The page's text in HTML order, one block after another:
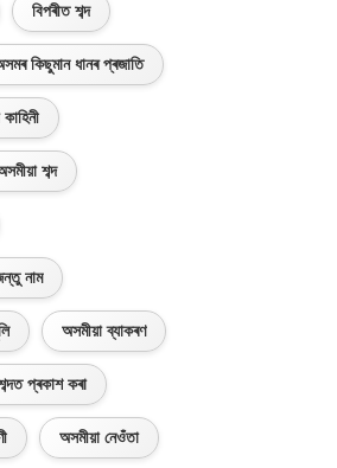
বিপৰীত শব্দ
কিছুমান ধানৰ প্ৰজাতি
শব্দ
নাম
অসমীয়া ব্যাকৰণ
প্ৰকাশ কৰা
অসমীয়া নেওঁতা